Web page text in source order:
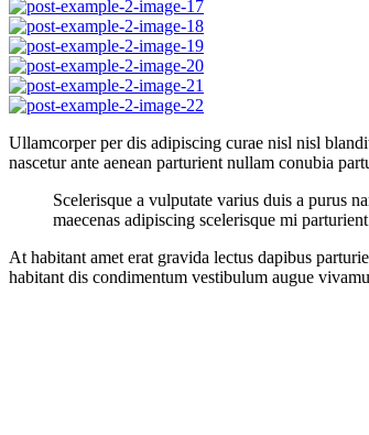
Ullamcorper per dis adipiscing curae nisl nisl
nascetur ante aenean parturient nullam conubia
Scelerisque a vulputate varius duis a purus
maecenas adipiscing scelerisque mi
At habitant amet erat gravida lectus dapibus
habitant dis condimentum vestibulum augue